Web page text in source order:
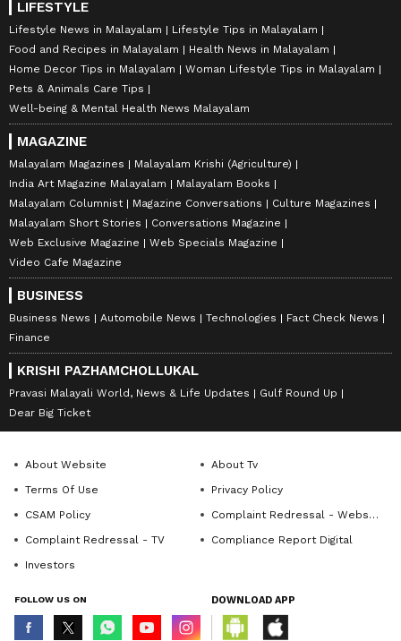
LIFESTYLE
Lifestyle News in Malayalam
Lifestyle Tips in Malayalam
Food and Recipes in Malayalam
Health News in Malayalam
Home Decor Tips in Malayalam
Woman Lifestyle Tips in Malayalam
Pets & Animals Care Tips
Well-being & Mental Health News Malayalam
MAGAZINE
Malayalam Magazines
Malayalam Krishi (Agriculture)
India Art Magazine Malayalam
Malayalam Books
Malayalam Columnist
Magazine Conversations
Culture Magazines
Malayalam Short Stories
Conversations Magazine
Web Exclusive Magazine
Web Specials Magazine
Video Cafe Magazine
BUSINESS
Business News Automobile News Technologies
Fact Check News
Finance
KRISHI PAZHAMCHOLLUKAL
Pravasi Malayali World, News & Life Updates
Gulf Round Up
Dear Big Ticket
About Website
About Tv
Terms Of Use
Privacy Policy
CSAM Policy
Complaint Redressal - Website
Complaint Redressal - TV
Compliance Report Digital
Investors
FOLLOW US ON DOWNLOAD APP